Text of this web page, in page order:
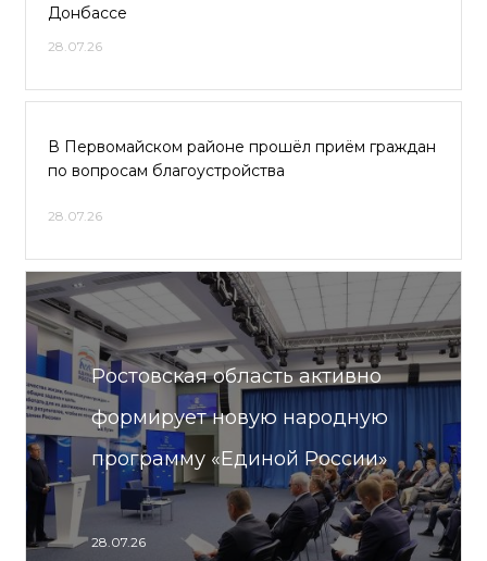
Донбассе
28.07.26
В Первомайском районе прошёл приём граждан
по вопросам благоустройства
28.07.26
Ростовская область активно
формирует новую народную
программу «Единой России»
28.07.26